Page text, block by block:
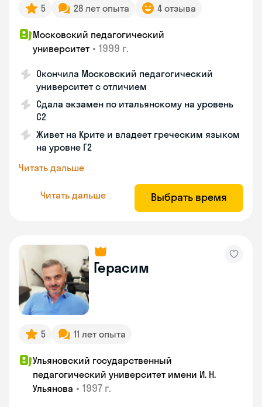
5 28 лет опыта 4 отзыва
Московский педагогический
университет • 1999 г.
Окончила Московский педагогический
университет с отличием
Сдала экзамен по итальянскому на уровень
С2
Живет на Крите и владеет греческим языком
на уровне Г2
Читать дальше
Читать дальше Выбрать время
Герасим
5 11 лет опыта
Ульяновский государственный
педагогический университет имени И. Н.
Ульянова • 1997 г.